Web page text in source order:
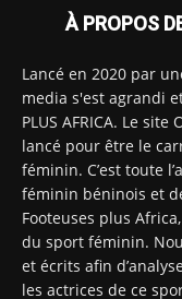
À PROPOS
Lancé en 2020 par
media s'est agrandi
PLUS AFRICA. Le
lancé pour être le
féminin. C’est toute
féminin béninois et
Footeuses plus
du sport féminin.
et écrits afin
les actrices de ce